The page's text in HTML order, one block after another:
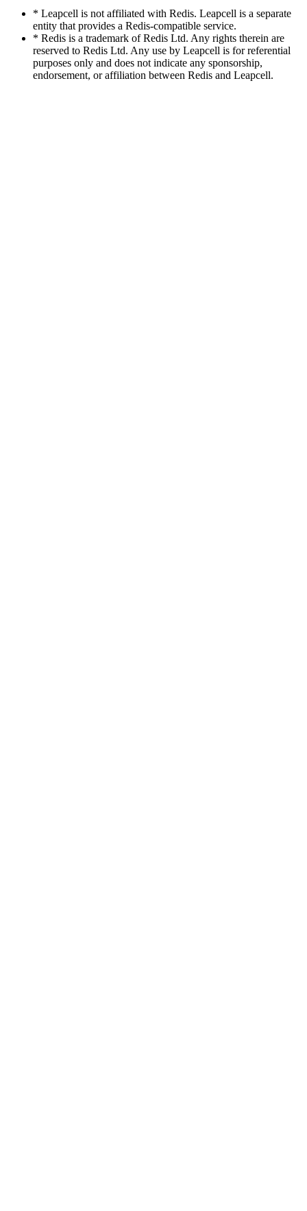
* Leapcell is not affiliated with Redis. Leapcell is a separate
entity that provides a Redis-compatible service.
* Redis is a trademark of Redis Ltd. Any rights therein are
reserved to Redis Ltd. Any use by Leapcell is for referential
purposes only and does not indicate any sponsorship,
endorsement, or affiliation between Redis and Leapcell.